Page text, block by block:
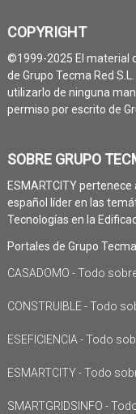
COPYRIGHT
©1999-2025 El material
de Grupo Tecma Red
utilizarlo de ninguna
permiso por escrito de
SOBRE GRUPO
ESMARTCITY pertenece
español líder en las
Tecnologías en la
Portales de Grupo
CASADOMO - Todo
CONSTRUIBLE - Todo
ESEFICIENCIA - Todo
ESMARTCITY - Todo
SMARTGRIDSINFO -